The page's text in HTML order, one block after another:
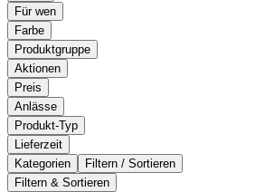
Für wen
Farbe
Produktgruppe
Aktionen
Preis
Anlässe
Produkt-Typ
Lieferzeit
Kategorien
Filtern / Sortieren
Filtern & Sortieren